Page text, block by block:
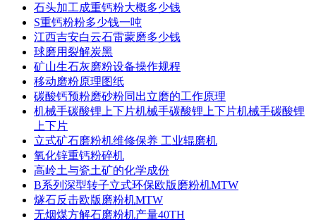
石头加工成重钙粉大概多少钱
S重钙粉粉多少钱一吨
江西吉安白云石雷蒙磨多少钱
球磨用裂解炭黑
矿山生石灰磨粉设备操作规程
移动磨粉原理图纸
碳酸钙预粉磨砂粉同出立磨的工作原理
机械手碳酸锂上下片机械手碳酸锂上下片机械手碳酸锂
上下片
立式矿石磨粉机维修保养 工业辊磨机
氧化锌重钙粉碎机
高岭土与瓷土矿的化学成份
B系列深型转子立式环保欧版磨粉机MTW
燧石反击欧版磨粉机MTW
无烟煤方解石磨粉机产量40TH